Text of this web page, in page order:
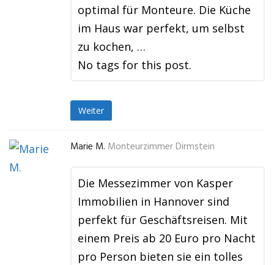
optimal für Monteure. Die Küche
im Haus war perfekt, um selbst
zu kochen, …
No tags for this post.
Weiter
Marie M. Monteurzimmer Dirmstein
Die Messezimmer von Kasper
Immobilien in Hannover sind
perfekt für Geschäftsreisen. Mit
einem Preis ab 20 Euro pro Nacht
pro Person bieten sie ein tolles